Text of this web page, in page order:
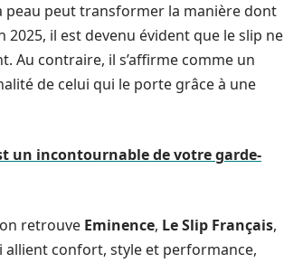
peau peut transformer la manière dont
il est devenu évident que le slip ne
Au contraire, il s’affirme comme un
de celui qui le porte grâce à une
un incontournable de votre garde-
retrouve Eminence, Le Slip Français,
allient confort, style et performance,